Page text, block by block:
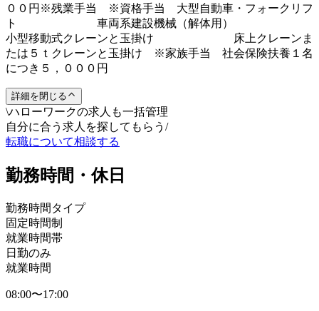
００円※残業手当 ※資格手当 大型自動車・フォークリフ
ト 車両系建設機械（解体用）
小型移動式クレーンと玉掛け 床上クレーンま
たは５ｔクレーンと玉掛け ※家族手当 社会保険扶養１名
につき５，０００円
詳細を閉じる
\ハローワークの求人も一括管理
自分に合う求人を探してもらう /
転職について相談する
勤務時間・休日
勤務時間タイプ
固定時間制
就業時間帯
日勤のみ
就業時間
08:00〜17:00